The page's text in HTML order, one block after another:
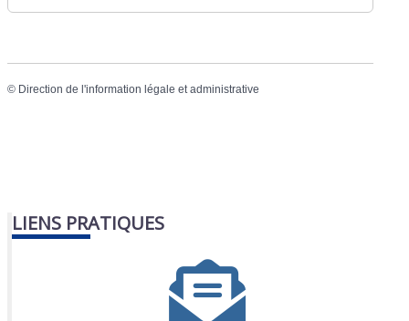
© Direction de l'information légale et administrative
LIENS PRATIQUES